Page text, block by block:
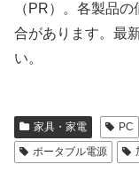
（PR）。各製品
合があります。最
い。
家具・家電 PC
ポータブル電源